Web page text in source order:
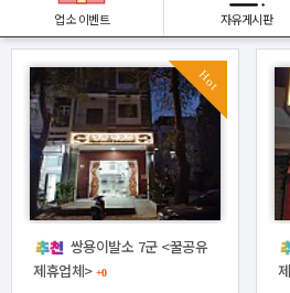
업소 이벤트 자유게시판
Hot
쌍용이발소 7군 <꿀공유
제휴업체> +0